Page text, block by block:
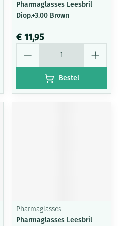
Pharmaglasses Leesbril
Diop.+3.00 Brown
€ 11,95
Bestel
Pharmaglasses
Pharmaglasses Leesbril